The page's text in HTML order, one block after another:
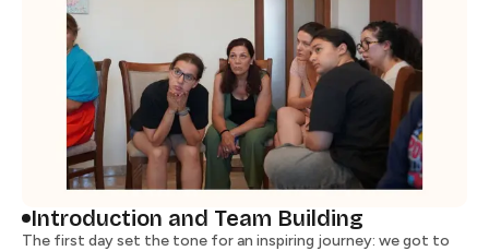
Introduction and Team Building​​​​‌ ‍ ​‍​‍‌‍ ‌ ​‍‌‍‍‌‌‍‌ ‌‍‍‌‌‍ ‍​‍​‍​ ‍‍​‍​‍‌ ​ ‌‍​‌‌‍ ‍‌‍‍‌‌ ‌​‌ ‍‌​‍ ‍‌‍‍‌‌‍ ​‍​‍​‍ ​​‍​‍‌‍‍​‌ ​‍‌‍‌‌‌‍‌‍​‍​‍​ ‍‍​‍​‍​‍ ‌ ​ ‌ ‌​‌ ‌‌‌‍‌​‌‍‍‌‌‍ ​‍ ‌‍‍‌‌‍ ‍‌ ‌​‌‍‌‌‌‍ ‍‌ ‌​​‍ ‌‍‌‌‌‍‌​‌‍‍‌‌ ‌​​‍ ‌‍ ‌‌‍ ‌‍‌​‌‍‌‌​ ‌‌ ​​‌ ​‍‌‍‌‌‌ ​ ‌‍‌‌‌‍ ‍‌ ‌​‌‍​‌‌ ‌​‌‍‍‌‌‍ ‌‍ ‍​ ‍ ‌‍‍‌‌‍‌​​ ‌‌‍‌‌‌‍​‍​ ​‌​ ‌​​ ‌ ​ ‌ ​ ​​‌‍‌‍​‍ ‌‌‍​‍​ ​​​ ‌‍​ ​‌​‍ ‌​ ‌​‌‍‌‌​ ​​‌‍‌‍​‍ ‌​ ‍‌​ ​​​ ‌‌​ ​ ​‍ ‌​ ‌​​ ‌‍‌‍​‌​ ​‌‌‍‌​‌‍‌‍​ ‌ ​ ​‌‌‍‌‌‌‍​ ‌‍‌‍‌‍​ ​ ‍ ‌ ‌​‌ ‍‌‌ ​​‌‍‌‌​ ‌‌ ​​‌ ​‍‌‍ ‌‍‍‍‌‍‌‌‌‍​ ‌ ‌​​ ‍ ‌ ​​‌‍​‌‌ ‌​‌‍‍​​ ‌‌‍‍ ‌‍‌‌‌ ‍‌‌​​‌‌‍​ ‌ ‌​‌‍‍‌‌ ‌‍‌‍‍‌‌ ‌​‌‍‍‌‌‍‌‌‌ ​ ​‍‌‌​ ‌‌‌​​‍‌‌ ‌‍‍ ‌‍‌‌‌ ‍‌​‍‌‌​ ​ ‌​‌​​‍‌‌​ ​ ‌​‌​​‍‌‌​ ​‍​ ​‍​ ‌‌‌‍‌‍​ ​‌​ ‍​​ ‌​‌‍‌‍​ ‌​​ ​‌‌‍​‍​ ‍​​ ‍‌‌‍​‌​‍‌‌​ ​‍​ ​‍​‍‌‌​ ‌‌‌​‌​​‍ ‍‌ ‌​‌‍‍‌‌ ‌​‌‍ ​‌‍‌‌​ ‌‍​‍‌‍​‌‌ ​ ‌‍‌‌‌‌‌‌‌ ​‍‌‍ ​​ ‌​‍‌‌​ ​‍‌​‌‍‌ ​ ‌ ‌​‌ ‌‌‌‍‌​‌‍‍‌‌‍ ​‍‌‍‌‍‍‌‌‍‌​​ ‌‌‍‌‌‌‍​‍​ ​‌​ ‌​​ ‌ ​ ‌ ​ ​​‌‍‌‍​‍ ‌‌‍​‍​ ​​​ ‌‍​ ​‌​‍ ‌​ ‌​‌‍‌‌​ ​​‌‍‌‍​‍ ‌​ ‍‌​ ​​​ ‌‌​ ​ ​‍ ‌​ ‌​​ ‌‍‌‍​‌​ ​‌‌‍‌​‌‍‌‍​ ‌ ​ ​‌‌‍‌‌‌‍​ ‌‍‌‍‌‍​ ​‍‌‍‌ ‌​‌ ‍‌‌ ​​‌‍‌‌​ ‌‌ ​​‌ ​‍‌‍ ‌‍‍‍‌‍‌‌‌‍​ ‌ ‌​​‍‌‍‌ ​​‌‍​‌‌ ‌​‌‍‍​​ ‌‌‍‍ ‌‍‌‌‌ ‍‌‌​​‌‌‍​ ‌ ‌​‌‍‍‌‌ ‌‍‌‍‍‌‌ ‌​‌‍‍‌‌‍‌‌‌ ​ ​‍‌‌​ ‌‌‌​​‍‌‌ ‌‍‍ ‌‍‌‌‌ ‍‌​‍‌‌​ ​ ‌​‌​​‍‌‌​ ​ ‌​‌​​‍‌‌​ ​‍​ ​‍​ ‌‌‌‍‌‍​ ​‌​ ‍​​ ‌​‌‍‌‍​ ‌​​ ​‌‌‍​‍​ ‍​​ ‍‌‌‍​‌​‍‌‌​ ​‍​ ​‍​‍‌‌​ ‌‌‌​‌​​‍ ‍‌ ‌​‌‍‍‌‌ ‌​‌‍ ​‌‍‌‌​‍‌‍‌ ​​‌‍‌‌‌ ​‍‌ ​ ‌ ​​‌‍‌‌‌‍​ ‌ ‌​‌‍‍‌‌ ‌‍‌‍‌‌​ ‌‌ ​​‌ ‌‌‌‍​‍‌‍ ​‌‍‍‌‌ ​ ‌‍‍​‌‍‌‌‌‍‌​​‍​‍‌ ‌
The first day set the tone for an inspiring journey: we got to